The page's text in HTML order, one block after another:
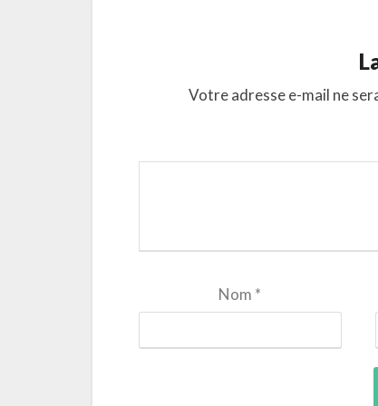
Votre adresse e-mail ne
Nom *